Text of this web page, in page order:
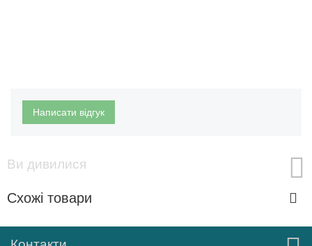
Написати відгук
Ви дивилися
Схожі товари